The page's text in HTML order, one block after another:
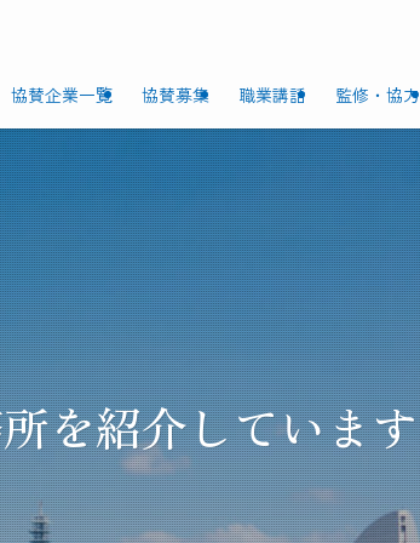
協賛企業一覧 協賛募集 職業講話 監修・協力
を紹介しています